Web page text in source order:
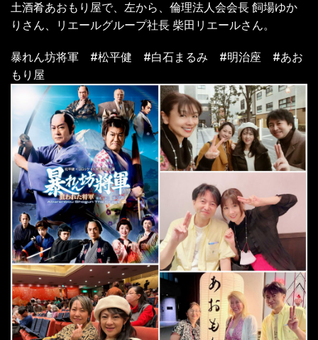
土酒肴あおもり屋で、左から、倫理法人会会長 飼場ゆか
りさん、リエールグループ社長 柴田リエールさん。
暴れん坊将軍 #松平健 #白石まるみ #明治座 #あお
もり屋